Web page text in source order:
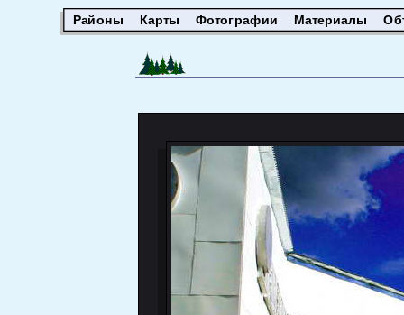
Районы Карты Фотографии Материалы